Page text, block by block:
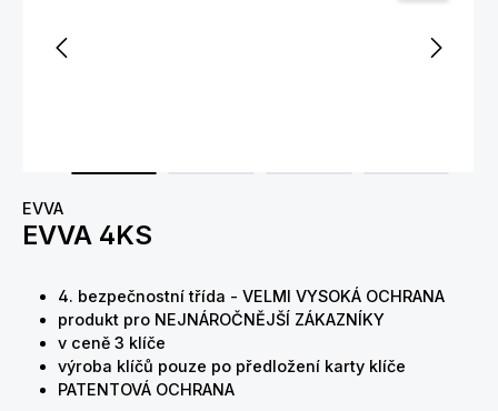
EVVA
EVVA 4KS
4. bezpečnostní třída - VELMI VYSOKÁ OCHRANA
produkt pro NEJNÁROČNĚJŠÍ ZÁKAZNÍKY
v ceně 3 klíče
výroba klíčů pouze po předložení karty klíče
PATENTOVÁ OCHRANA